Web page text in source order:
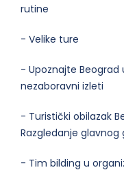
rutine
- Velike ture
- Upoznajte
nezaboravni izleti
- Turistički obilazak
Razgledanje glavnog
- Tim bilding u